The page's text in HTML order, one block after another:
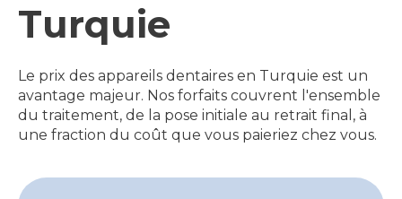
Turquie
Le prix des appareils dentaires en Turquie est un
avantage majeur. Nos forfaits couvrent l'ensemble
du traitement, de la pose initiale au retrait final, à
une fraction du coût que vous paieriez chez vous.